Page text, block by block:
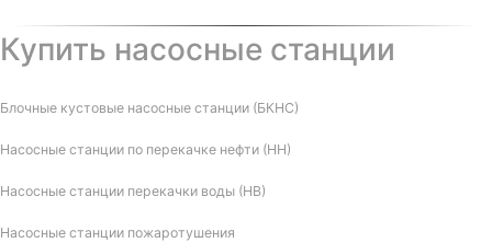
Купить насосные станции
Блочные кустовые насосные станции (БКНС)
Насосные станции по перекачке нефти (НН)
Насосные станции перекачки воды (НВ)
Насосные станции пожаротушения